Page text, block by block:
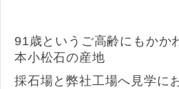
91歳というご高齢にもかか
本小松石の産地
採石場と弊社工場へ見学に